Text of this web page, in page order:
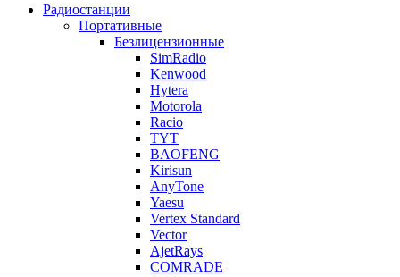
Радиостанции
Портативные
Безлицензионные
SimRadio
Kenwood
Hytera
Motorola
Racio
TYT
BAOFENG
Kirisun
AnyTone
Yaesu
Vertex Standard
Vector
AjetRays
COMRADE